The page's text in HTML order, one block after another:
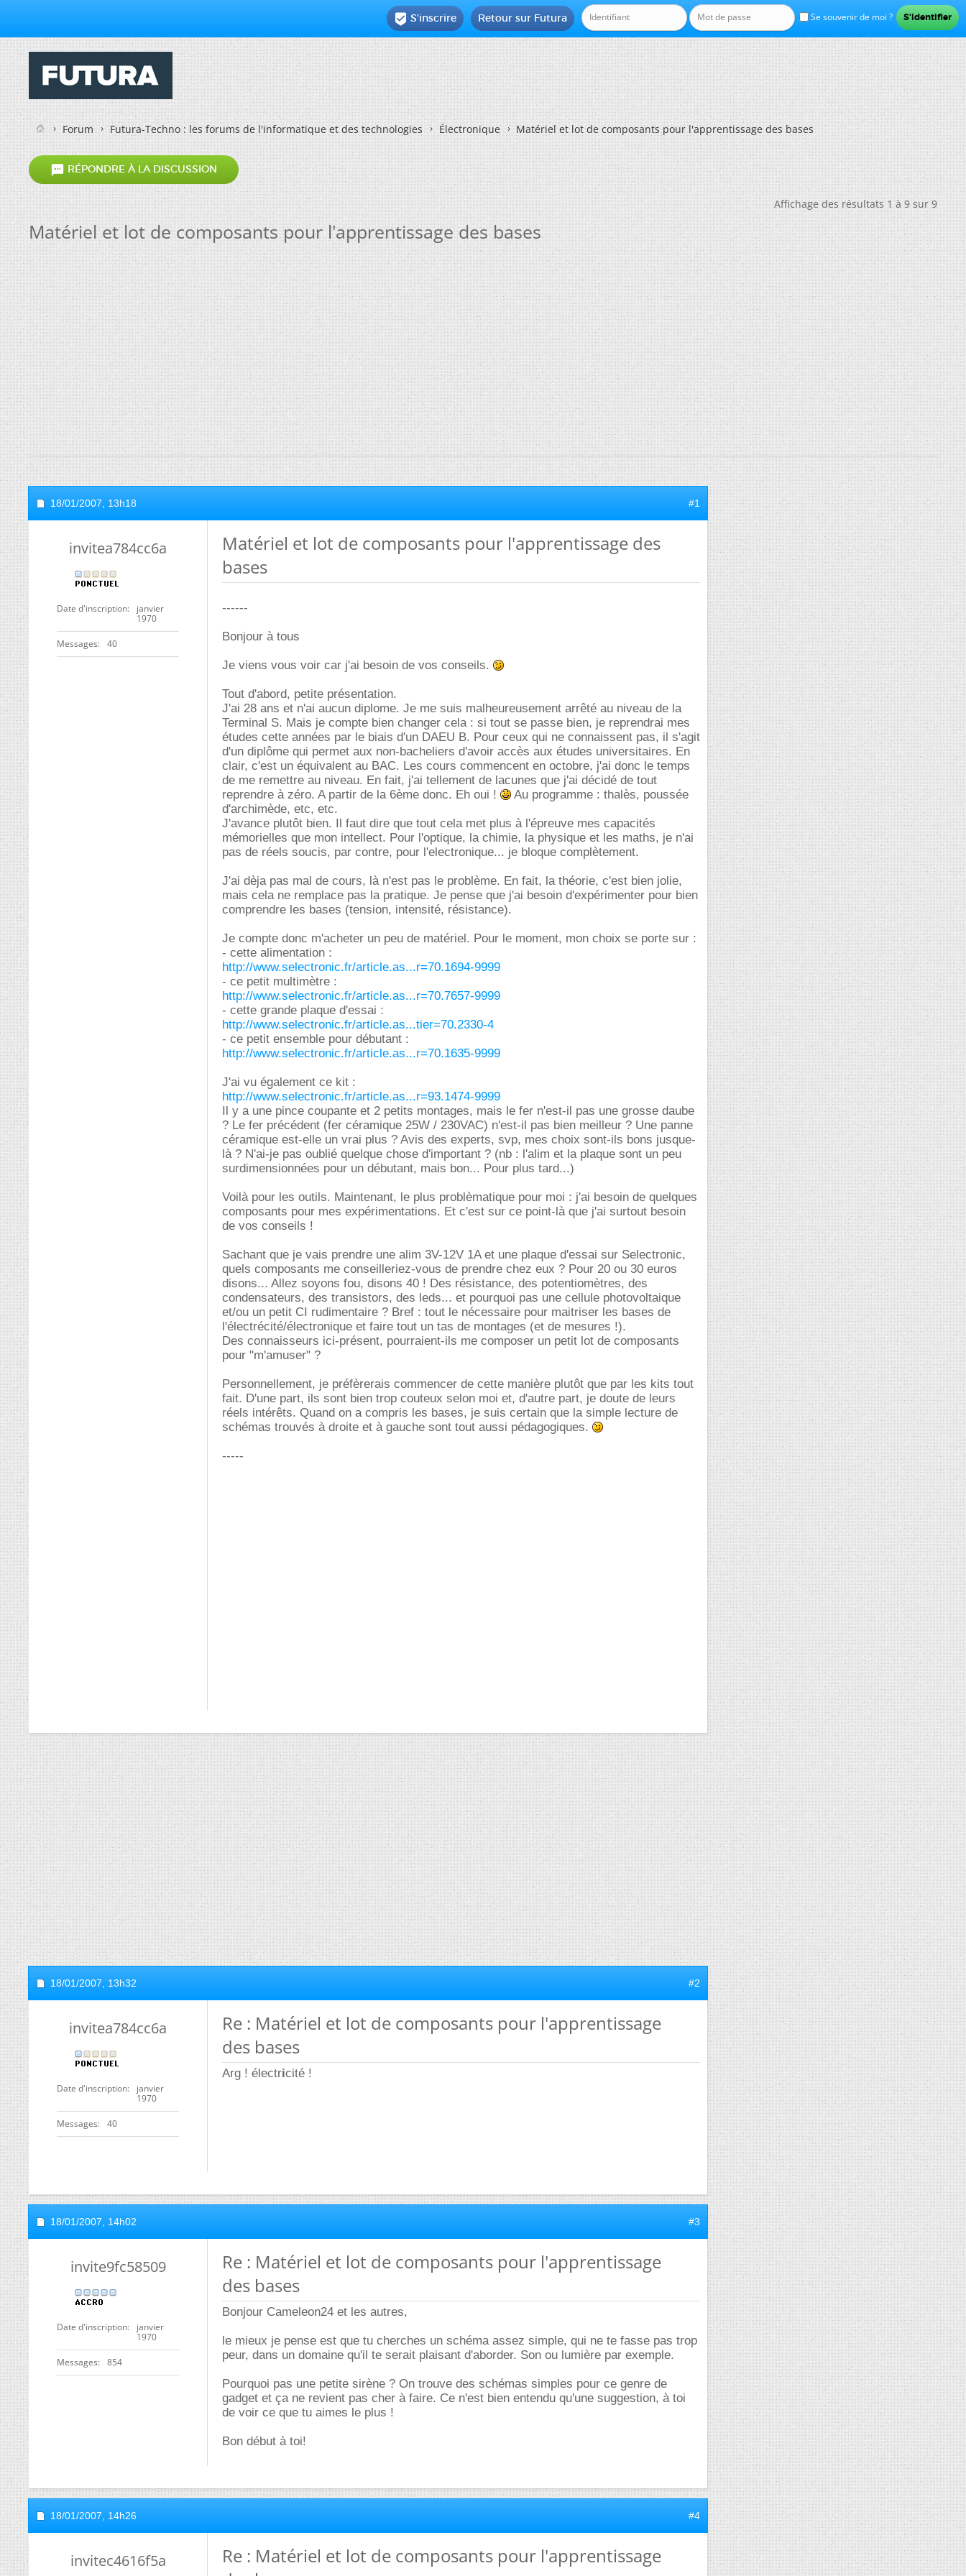
Se souvenir de moi ?
Retour sur Futura
 S'inscrire
Forum Futura-Techno : les forums de l'informatique et des technologies Électronique Matériel et lot de composants pour l'apprentissage des bases
 RÉPONDRE À LA DISCUSSION
Affichage des résultats 1 à 9 sur 9
Matériel et lot de composants pour l'apprentissage des bases
18/01/2007, 13h18 #1
invitea784cc6a
Date d'inscription
janvier
1970
Messages 40
Matériel et lot de composants pour l'apprentissage des
bases
------
Bonjour à tous
Je viens vous voir car j'ai besoin de vos conseils.
Tout d'abord, petite présentation.
J'ai 28 ans et n'ai aucun diplome. Je me suis malheureusement arrêté au niveau de la
Terminal S. Mais je compte bien changer cela : si tout se passe bien, je reprendrai mes
études cette années par le biais d'un DAEU B. Pour ceux qui ne connaissent pas, il s'agit
d'un diplôme qui permet aux non-bacheliers d'avoir accès aux études universitaires. En
clair, c'est un équivalent au BAC. Les cours commencent en octobre, j'ai donc le temps
de me remettre au niveau. En fait, j'ai tellement de lacunes que j'ai décidé de tout
reprendre à zéro. A partir de la 6ème donc. Eh oui !
Au programme : thalès, poussée
d'archimède, etc, etc.
J'avance plutôt bien. Il faut dire que tout cela met plus à l'épreuve mes capacités
mémorielles que mon intellect. Pour l'optique, la chimie, la physique et les maths, je n'ai
pas de réels soucis, par contre, pour l'electronique... je bloque complètement.
J'ai dèja pas mal de cours, là n'est pas le problème. En fait, la théorie, c'est bien jolie,
mais cela ne remplace pas la pratique. Je pense que j'ai besoin d'expérimenter pour bien
comprendre les bases (tension, intensité, résistance).
Je compte donc m'acheter un peu de matériel. Pour le moment, mon choix se porte sur :
- cette alimentation :
http://www.selectronic.fr/article.as...r=70.1694-9999
- ce petit multimètre :
http://www.selectronic.fr/article.as...r=70.7657-9999
- cette grande plaque d'essai :
http://www.selectronic.fr/article.as...tier=70.2330-4
- ce petit ensemble pour débutant :
http://www.selectronic.fr/article.as...r=70.1635-9999
J'ai vu également ce kit :
http://www.selectronic.fr/article.as...r=93.1474-9999
Il y a une pince coupante et 2 petits montages, mais le fer n'est-il pas une grosse daube
? Le fer précédent (fer céramique 25W / 230VAC) n'est-il pas bien meilleur ? Une panne
céramique est-elle un vrai plus ? Avis des experts, svp, mes choix sont-ils bons jusque-
là ? N'ai-je pas oublié quelque chose d'important ? (nb : l'alim et la plaque sont un peu
surdimensionnées pour un débutant, mais bon... Pour plus tard...)
Voilà pour les outils. Maintenant, le plus problèmatique pour moi : j'ai besoin de quelques
composants pour mes expérimentations. Et c'est sur ce point-là que j'ai surtout besoin
de vos conseils !
Sachant que je vais prendre une alim 3V-12V 1A et une plaque d'essai sur Selectronic,
quels composants me conseilleriez-vous de prendre chez eux ? Pour 20 ou 30 euros
disons... Allez soyons fou, disons 40 ! Des résistance, des potentiomètres, des
condensateurs, des transistors, des leds... et pourquoi pas une cellule photovoltaique
et/ou un petit CI rudimentaire ? Bref : tout le nécessaire pour maitriser les bases de
l'électrécité/électronique et faire tout un tas de montages (et de mesures !).
Des connaisseurs ici-présent, pourraient-ils me composer un petit lot de composants
pour "m'amuser" ?
Personnellement, je préfèrerais commencer de cette manière plutôt que par les kits tout
fait. D'une part, ils sont bien trop couteux selon moi et, d'autre part, je doute de leurs
réels intérêts. Quand on a compris les bases, je suis certain que la simple lecture de
schémas trouvés à droite et à gauche sont tout aussi pédagogiques.
-----
18/01/2007, 13h32 #2
invitea784cc6a
Date d'inscription
janvier
1970
Messages 40
Re : Matériel et lot de composants pour l'apprentissage
des bases
Arg ! électricité !
18/01/2007, 14h02 #3
invite9fc58509
Date d'inscription
janvier
1970
Messages 854
Re : Matériel et lot de composants pour l'apprentissage
des bases
Bonjour Cameleon24 et les autres,
le mieux je pense est que tu cherches un schéma assez simple, qui ne te fasse pas trop
peur, dans un domaine qu'il te serait plaisant d'aborder. Son ou lumière par exemple.
Pourquoi pas une petite sirène ? On trouve des schémas simples pour ce genre de
gadget et ça ne revient pas cher à faire. Ce n'est bien entendu qu'une suggestion, à toi
de voir ce que tu aimes le plus !
Bon début à toi!
18/01/2007, 14h26 #4
invitec4616f5a
Re : Matériel et lot de composants pour l'apprentissage